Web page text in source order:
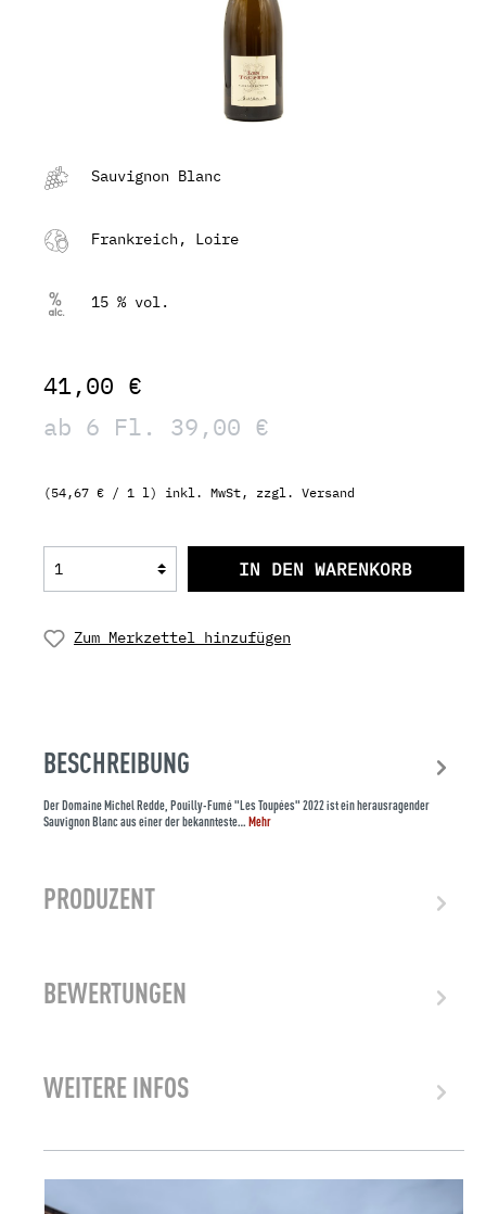
Sauvignon Blanc
Frankreich, Loire
15 % vol.
41,00 €
ab 6 Fl. 39,00 €
(54,67 € / 1 l) inkl. MwSt, zzgl. Versand
IN DEN WARENKORB
Zum Merkzettel hinzufügen
BESCHREIBUNG
Der Domaine Michel Redde, Pouilly-Fumé "Les Toupées" 2022 ist ein herausragender
Sauvignon Blanc aus einer der bekannteste…Mehr
PRODUZENT
BEWERTUNGEN
WEITERE INFOS